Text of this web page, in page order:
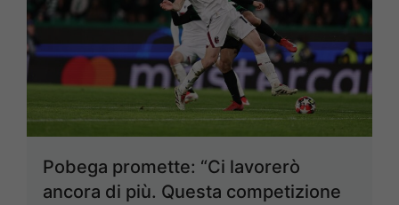
Pobega promette: “Ci lavorerò
ancora di più. Questa competizione